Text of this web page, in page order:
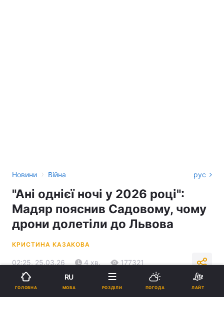
Новини › Війна рус
"Ані однієї ночі у 2026 році":
Мадяр пояснив Садовому, чому
дрони долетіли до Львова
КРИСТИНА КАЗАКОВА
02:25, 25.03.26 4 хв. 177321
Підпишіться на нас в Google
ГОЛОВНА
RU
МОВА РОЗДІЛИ ПОГОДА ЛАЙТ